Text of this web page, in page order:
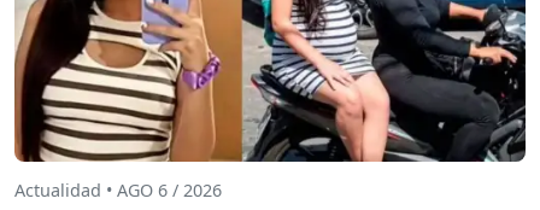
Actualidad • AGO 6 / 2026